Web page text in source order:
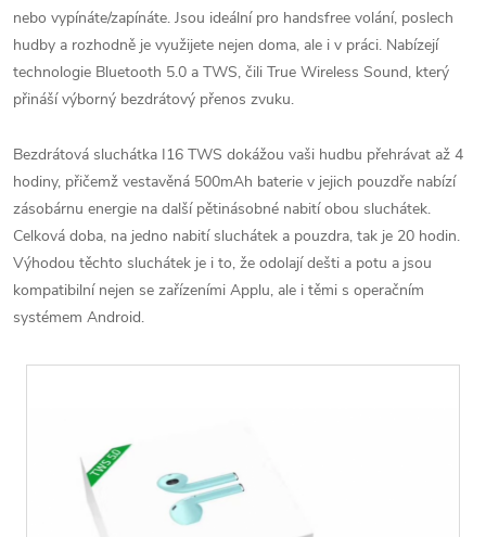
nebo vypínáte/zapínáte. Jsou ideální pro handsfree volání, poslech
hudby a rozhodně je využijete nejen doma, ale i v práci. Nabízejí
technologie Bluetooth 5.0 a TWS, čili True Wireless Sound, který
přináší výborný bezdrátový přenos zvuku.
Bezdrátová sluchátka I16 TWS dokážou vaši hudbu přehrávat až 4
hodiny, přičemž vestavěná 500mAh baterie v jejich pouzdře nabízí
zásobárnu energie na další pětinásobné nabití obou sluchátek.
Celková doba, na jedno nabití sluchátek a pouzdra, tak je 20 hodin.
Výhodou těchto sluchátek je i to, že odolají dešti a potu a jsou
kompatibilní nejen se zařízeními Applu, ale i těmi s operačním
systémem Android.